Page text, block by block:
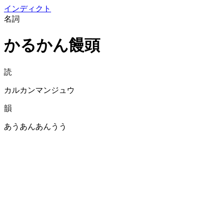
インディクト
名詞
かるかん饅頭
読
カルカンマンジュウ
韻
あうあんあんうう